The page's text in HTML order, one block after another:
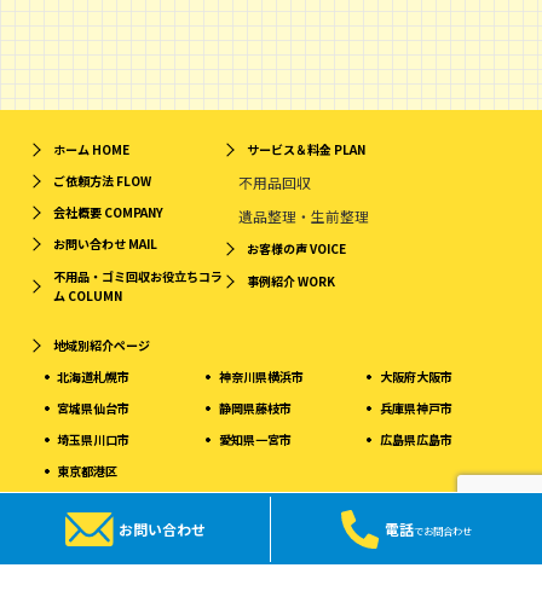
ホーム HOME
ご依頼方法 FLOW
会社概要 COMPANY
お問い合わせ MAIL
不用品・ゴミ回収お役立ちコラ
ム COLUMN
サービス＆料金 PLAN
不用品回収
遺品整理・生前整理
お客様の声VOICE
事例紹介WORK
地域別紹介ページ
北海道札幌市
宮城県仙台市
埼玉県川口市
東京都港区
神奈川県横浜市
静岡県藤枝市
愛知県一宮市
大阪府大阪市
兵庫県神戸市
広島県広島市
© Copyright 2026 フレッシュホーム. All rights reserved.
お問い合わせ 電話でお問合わせ